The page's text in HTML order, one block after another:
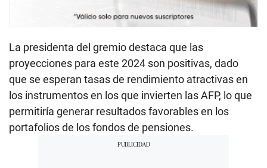
La presidenta del gremio destaca que las
proyecciones para este 2024 son positivas, dado
que se esperan tasas de rendimiento atractivas en
los instrumentos en los que invierten las AFP, lo que
permitiría generar resultados favorables en los
portafolios de los fondos de pensiones.